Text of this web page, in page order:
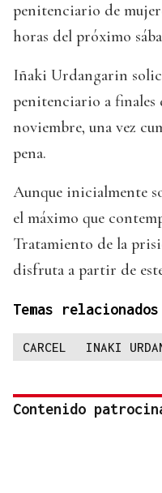
penitenciario de
horas del próximo
Iñaki Urdangarin
penitenciario a finales
noviembre, una vez
pena.
Aunque inicialmente
el máximo que
Tratamiento de la
disfruta a partir de
Temas relacionados
CARCEL INAKI
Contenido